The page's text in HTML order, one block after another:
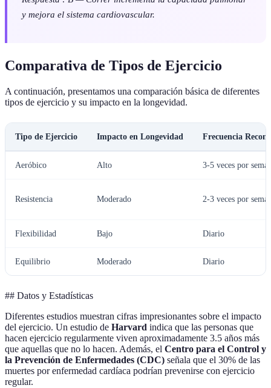
y mejora el sistema cardiovascular.
Comparativa de Tipos de Ejercicio
A continuación, presentamos una comparación básica de diferentes
tipos de ejercicio y su impacto en la longevidad.
Tipo de Ejercicio Impacto en Longevidad Frecuencia
Aeróbico Alto 3-5 veces por
Resistencia Moderado 2-3 veces por
Flexibilidad Bajo Diario
Equilibrio Moderado Diario
## Datos y Estadísticas
Diferentes estudios muestran cifras impresionantes sobre el impacto
del ejercicio. Un estudio de Harvard indica que las personas que
hacen ejercicio regularmente viven aproximadamente 3.5 años más
que aquellas que no lo hacen. Además, el Centro para el Control y
la Prevención de Enfermedades (CDC) señala que el 30% de las
muertes por enfermedad cardíaca podrían prevenirse con ejercicio
regular.